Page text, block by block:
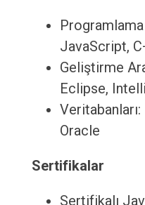
JavaScript,
Geliştirme
Eclipse,
Oracle
Sertifikalar
Sertifikalı